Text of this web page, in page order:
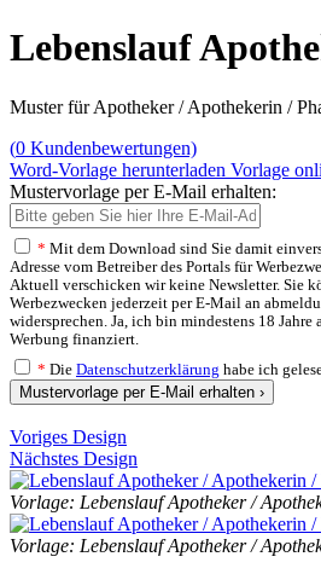
Lebenslauf
Muster für Apotheker / Apothekerin /
(0 Kundenbewertungen)
Word-Vorlage herunterladen Vorlage
Mustervorlage per E-Mail erhalten:
* Mit dem Download sind Sie damit
Adresse vom Betreiber des Portals für
Aktuell verschicken wir keine Newsletter. Sie
Werbezwecken jederzeit per E-Mail an
widersprechen. Ja, ich bin mindestens 18
Werbung finanziert.
* Die Datenschutzerklärung habe ich
Mustervorlage per E-Mail erhalten ›
Voriges Design
Nächstes Design
Vorlage: Lebenslauf Apotheker /
Vorlage: Lebenslauf Apotheker /